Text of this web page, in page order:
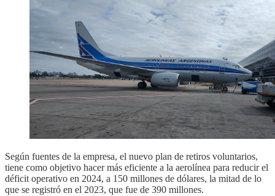
Según fuentes de la empresa, el nuevo plan de retiros voluntarios,
tiene como objetivo hacer más eficiente a la aerolínea para reducir el
déficit operativo en 2024, a 150 millones de dólares, la mitad de lo
que se registró en el 2023, que fue de 390 millones.